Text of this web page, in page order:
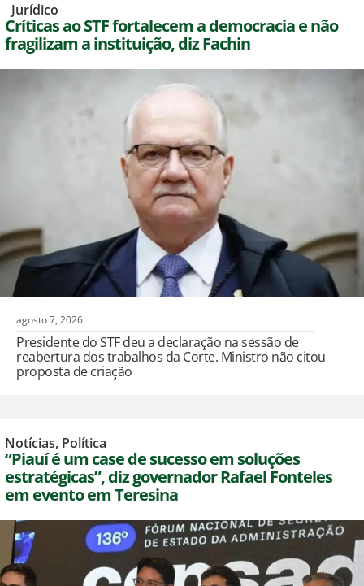
Jurídico
Críticas ao STF fortalecem a democracia e não
fragilizam a instituição, diz Fachin
agosto 7, 2026
Presidente do STF deu a declaração na sessão de
reabertura dos trabalhos da Corte. Ministro não citou
proposta de criação
Notícias, Política
“Piauí é um case de sucesso em soluções
estratégicas”, diz governador Rafael Fonteles
em evento em Teresina